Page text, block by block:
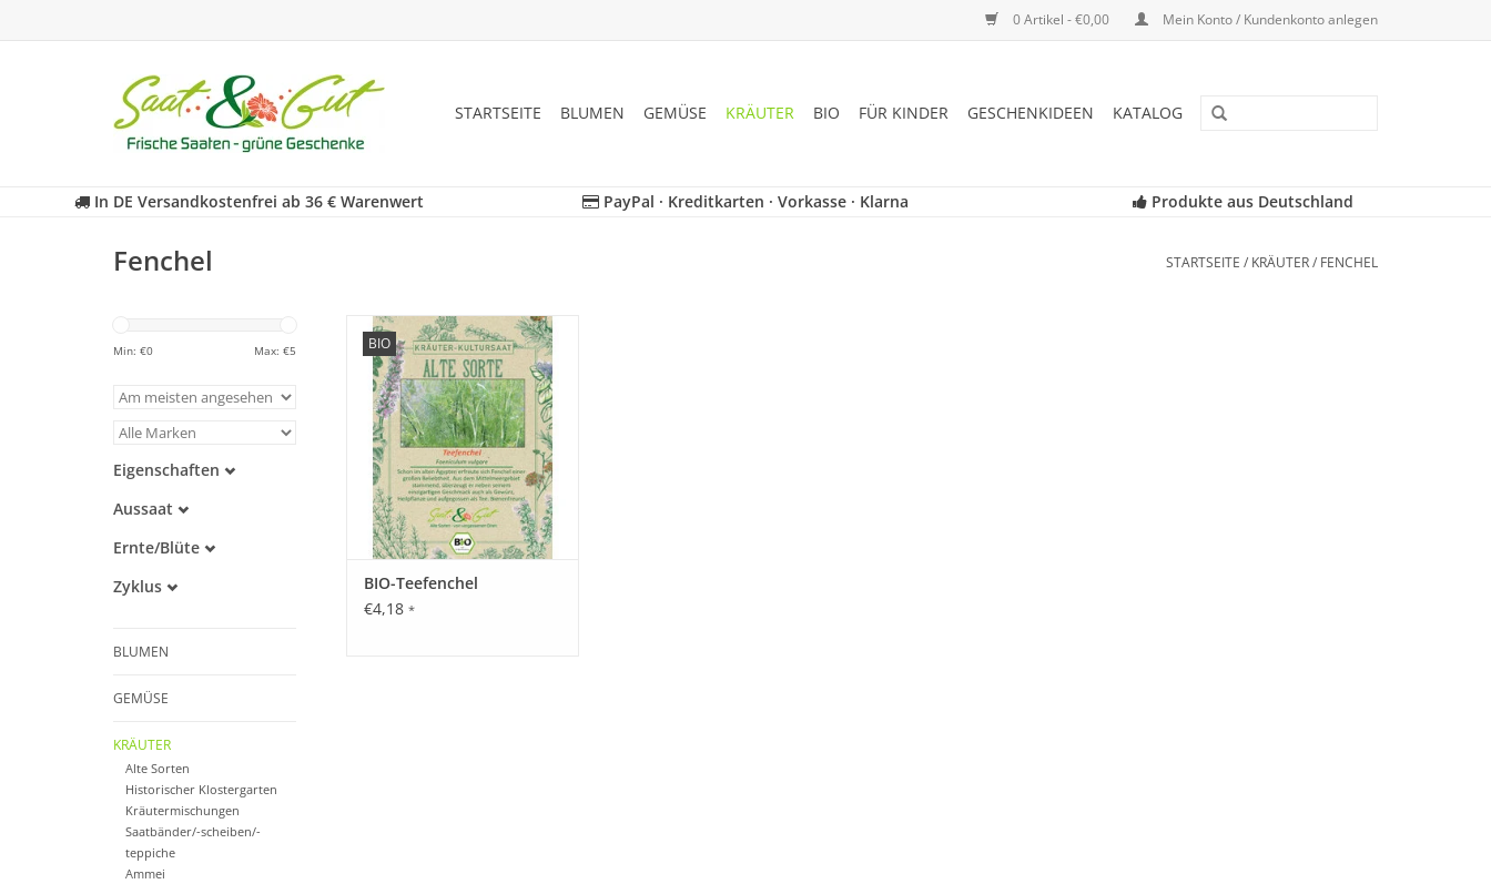
0 Artikel - €0,00 Mein Konto / Kundenkonto anlegen
STARTSEITE BLUMEN GEMÜSE KRÄUTER BIO FÜR KINDER GESCHENKIDEEN KATALOG
In DE Versandkostenfrei ab 36 € Warenwert PayPal · Kreditkarten · Vorkasse · Klarna Produkte aus Deutschland
Fenchel STARTSEITE / KRÄUTER/ FENCHEL
Min: €0 Max: €5
Eigenschaften
Alte Sorte
Warmkeimer
Aussaat
April
Mai
Ernte/Blüte
August
Zyklus
BLUMEN
GEMÜSE
KRÄUTER
Alte Sorten
Historischer Klostergarten
Kräutermischungen
Saatbänder/-scheiben/-
teppiche
Ammei
BIO
Entdecken Sie unseren seltenen,
historischen Teefenchel wieder,
der fast in Vergessenheit geraten
ist!
ZUM WARENKORB HINZUFÜGEN
BIO-Teefenchel
€4,18 *